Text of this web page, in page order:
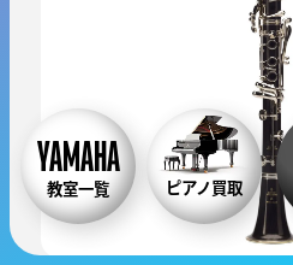
教室一覧 ピアノ買取